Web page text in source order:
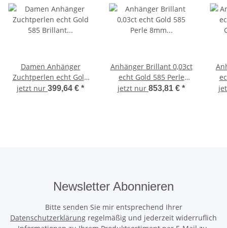
Damen Anhänger
Zuchtperlen echt Gold
585 Brillant 0,01 Perlen
jetzt nur 399,64 € *
Anhänger Brillant 0,03ct
echt Gold 585 Perle
8mm matt. Gelbgold
jetzt nur 853,81 € *
Newsletter Abonnieren
Bitte senden Sie mir entsprechend Ihrer
Datenschutzerklärung regelmäßig und jederzeit widerruflich